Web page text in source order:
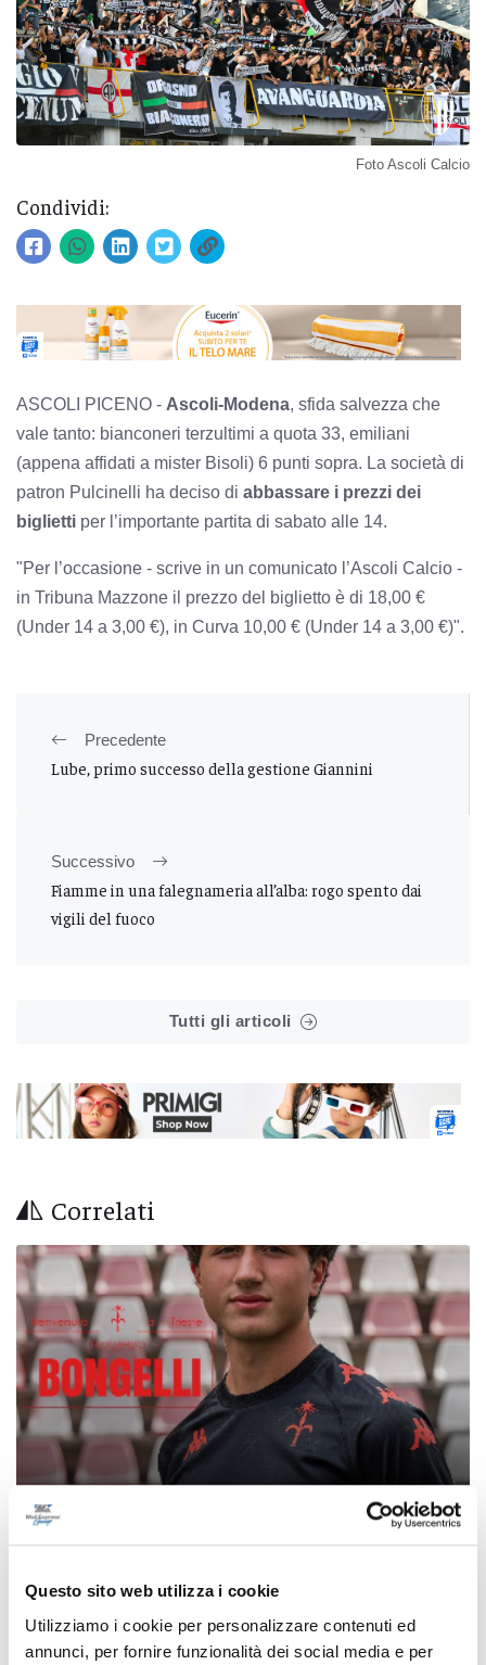
Questo sito web utilizza i cookie
Utilizziamo i cookie per personalizzare contenuti ed
annunci, per fornire funzionalità dei social media e per
Foto Ascoli Calcio
Condividi:
ASCOLI PICENO - Ascoli-Modena, sfida salvezza che
vale tanto: bianconeri terzultimi a quota 33, emiliani
(appena affidati a mister Bisoli) 6 punti sopra. La società di
patron Pulcinelli ha deciso di abbassare i prezzi dei
biglietti per l’importante partita di sabato alle 14.
"Per l’occasione - scrive in un comunicato l’Ascoli Calcio -
in Tribuna Mazzone il prezzo del biglietto è di 18,00 €
(Under 14 a 3,00 €), in Curva 10,00 € (Under 14 a 3,00 €)".
Precedente
Lube, primo successo della gestione Giannini
Successivo
Fiamme in una falegnameria all’alba: rogo spento dai
vigili del fuoco
Tutti gli articoli
Correlati
alla Triestina